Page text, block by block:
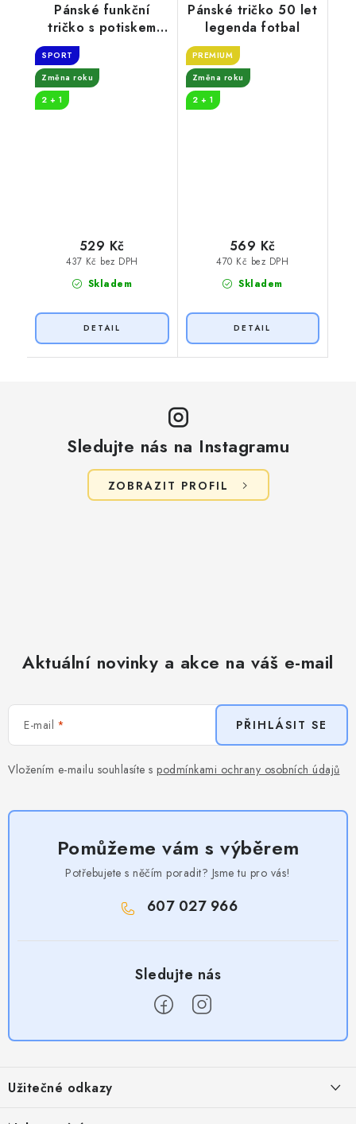
Pánské funkční
tričko s potiskem
Oslavenec 50
SPORT
Změna roku
2 + 1
Skladem
437 Kč bez DPH
529 Kč
Pánské tričko 50 let
legenda fotbal
PREMIUM
Změna roku
2 + 1
Skladem
470 Kč bez DPH
569 Kč
Sledujte nás na Instagramu
ZOBRAZIT PROFIL
Aktuální novinky a akce na váš e-mail
E-mail
Vložením e-mailu souhlasíte s podmínkami ochrany osobních údajů
PŘIHLÁSIT SE
Pomůžeme vám s výběrem
Potřebujete s něčím poradit? Jsme tu pro vás!
607 027 966
p
a
Užitečné odkazy